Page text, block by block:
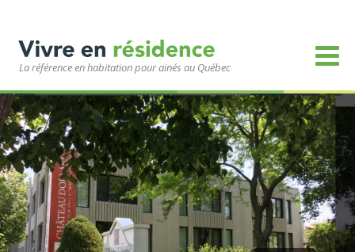
La référence en habitation pour ainés au Québec